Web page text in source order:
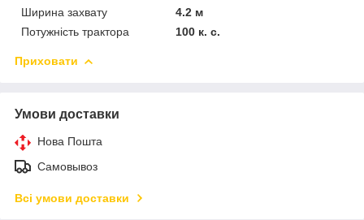
Ширина захвату
4.2 м
Потужність трактора
100 к. с.
Приховати
Умови доставки
Нова Пошта
Самовывоз
Всі умови доставки